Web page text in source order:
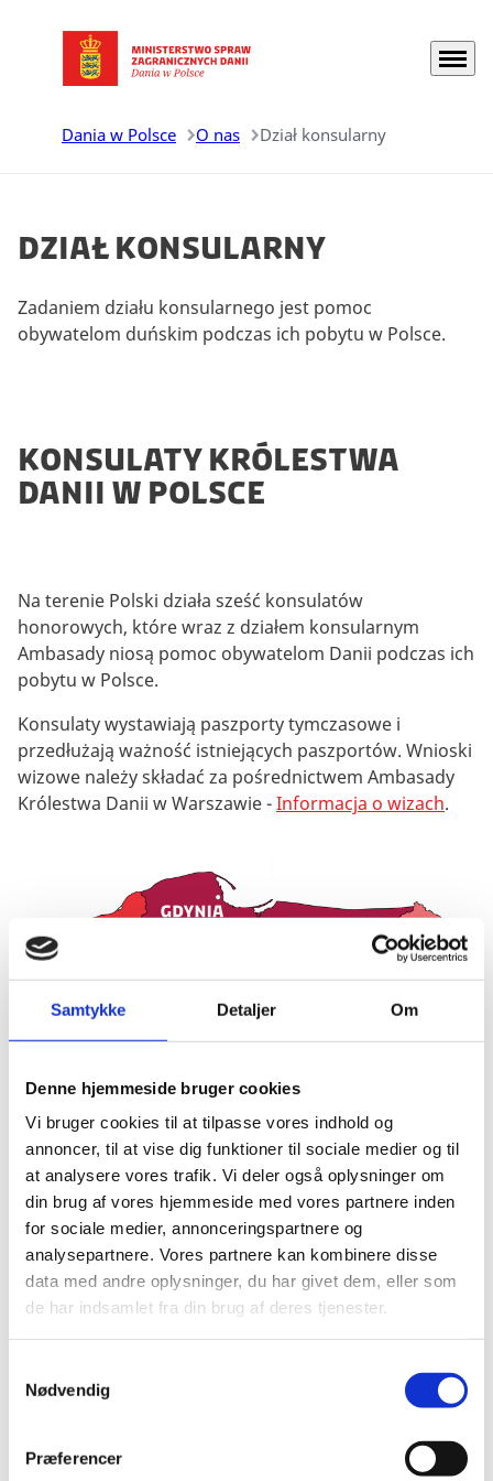
Samtykke Detaljer Om
Denne hjemmeside bruger cookies
Vi bruger cookies til at tilpasse vores indhold og
annoncer, til at vise dig funktioner til sociale medier og til
at analysere vores trafik. Vi deler også oplysninger om
din brug af vores hjemmeside med vores partnere inden
for sociale medier, annonceringspartnere og
analysepartnere. Vores partnere kan kombinere disse
data med andre oplysninger, du har givet dem, eller som
de har indsamlet fra din brug af deres tjenester.
Nødvendig
Præferencer
Przejdź do strony głównej Menu
Dania w Polsce O nas Dział konsularny
Dział konsularny
Zadaniem działu konsularnego jest pomoc
obywatelom duńskim podczas ich pobytu w Polsce.
Konsulaty królestwa
Danii w Polsce
Na terenie Polski działa sześć konsulatów
honorowych, które wraz z działem konsularnym
Ambasady niosą pomoc obywatelom Danii podczas ich
pobytu w Polsce.
Konsulaty wystawiają paszporty tymczasowe i
przedłużają ważność istniejących paszportów. Wnioski
wizowe należy składać za pośrednictwem Ambasady
Królestwa Danii w Warszawie -Informacja o wizach.
Konsulat w Gdyni